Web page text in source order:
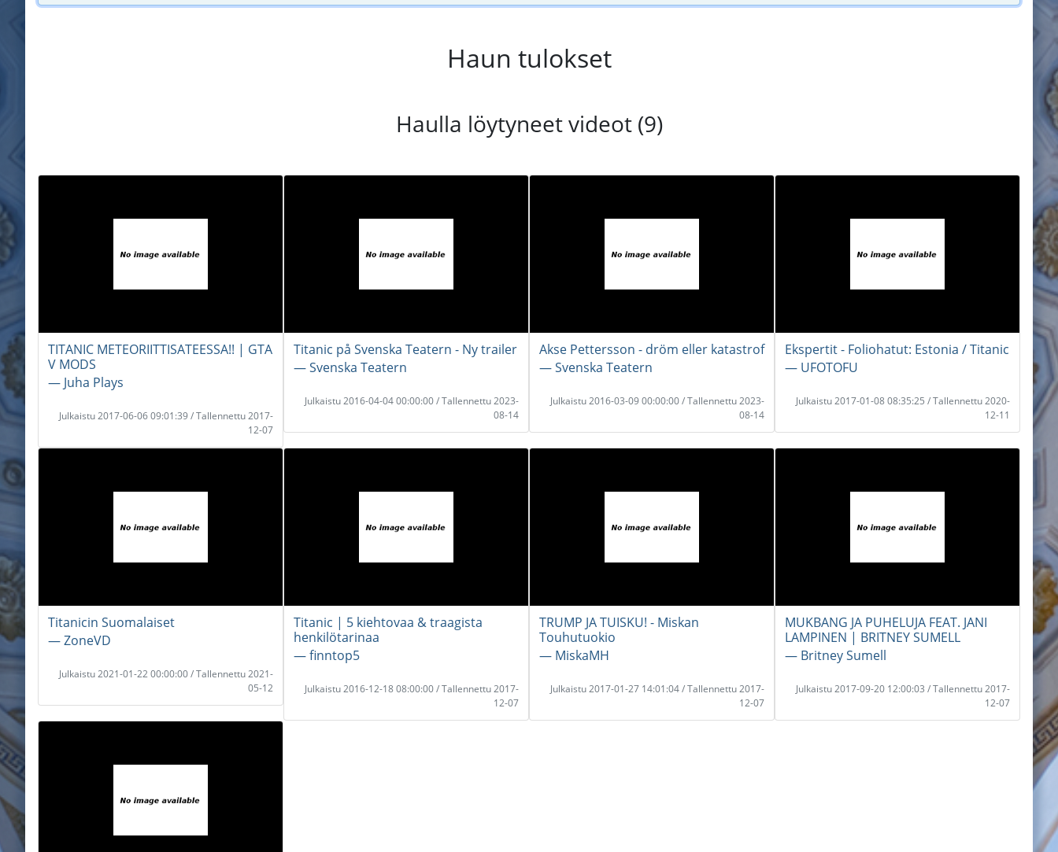
Haun tulokset
Haulla löytyneet videot (9)
TITANIC METEORIITTISATEESSA!! | GTA
V MODS
― Juha Plays
Julkaistu 2017-06-06 09:01:39 / Tallennettu 2017-
12-07
Titanic på Svenska Teatern - Ny trailer
― Svenska Teatern
Julkaistu 2016-04-04 00:00:00 / Tallennettu 2023-
08-14
Akse Pettersson - dröm eller katastrof
― Svenska Teatern
Julkaistu 2016-03-09 00:00:00 / Tallennettu 2023-
08-14
Ekspertit - Foliohatut: Estonia / Titanic
― UFOTOFU
Julkaistu 2017-01-08 08:35:25 / Tallennettu 2020-
12-11
Titanicin Suomalaiset
― ZoneVD
Julkaistu 2021-01-22 00:00:00 / Tallennettu 2021-
05-12
Titanic | 5 kiehtovaa & traagista
henkilötarinaa
― finntop5
Julkaistu 2016-12-18 08:00:00 / Tallennettu 2017-
12-07
TRUMP JA TUISKU! - Miskan
Touhutuokio
― MiskaMH
Julkaistu 2017-01-27 14:01:04 / Tallennettu 2017-
12-07
MUKBANG JA PUHELUJA FEAT. JANI
LAMPINEN | BRITNEY SUMELL
― Britney Sumell
Julkaistu 2017-09-20 12:00:03 / Tallennettu 2017-
12-07